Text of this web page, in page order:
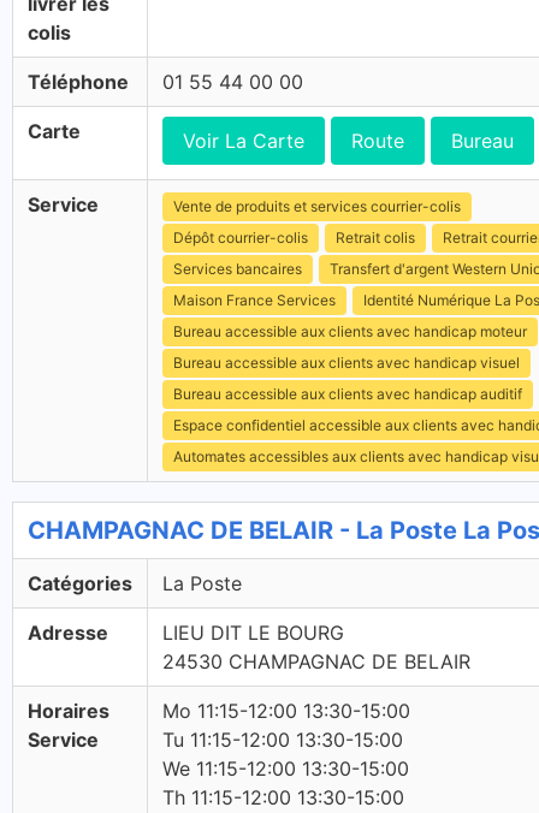
colis
Téléphone 01 55 44 00 00
Carte Voir La Carte Route Bureau
Service
Vente de produits et services courrier-colis
Dépôt courrier-colis
Retrait colis
Retrait
Services bancaires
Transfert d'argent Western
Maison France Services
Identité Numérique La
Bureau accessible aux clients avec handicap moteur
Bureau accessible aux clients avec handicap visuel
Bureau accessible aux clients avec handicap auditif
Espace confidentiel accessible aux clients avec
Automates accessibles aux clients avec handicap
CHAMPAGNAC DE BELAIR - La Poste La
Catégories La Poste
Adresse
LIEU DIT LE BOURG
24530 CHAMPAGNAC DE BELAIR
Horaires
Service
Mo 11:15-12:00 13:30-15:00
Tu 11:15-12:00 13:30-15:00
We 11:15-12:00 13:30-15:00
Th 11:15-12:00 13:30-15:00